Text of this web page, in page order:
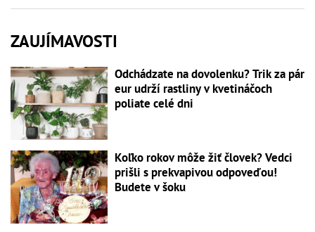
ZAUJÍMAVOSTI
Odchádzate na dovolenku? Trik za pár
eur udrží rastliny v kvetináčoch
poliate celé dni
Koľko rokov môže žiť človek? Vedci
prišli s prekvapivou odpoveďou!
Budete v šoku